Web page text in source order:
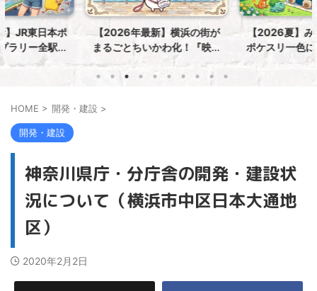
【2026年最新】横浜の街が
まるごとちいかわ化！『映画
ちいかわ 人魚の島のひみつ』
in 横浜市コラボ完全攻略ガイ
【2026夏】みなとみらいが
ポケスリ一色に！「ポケモン
ねがおリサーチ」の見どこ
ろ・イベント情報まとめ
HOME > 開発・建設 >
開発・建設
神奈川県庁・分庁舎の開発・建設状
況について（横浜市中区日本大通地
区）
2020年2月2日